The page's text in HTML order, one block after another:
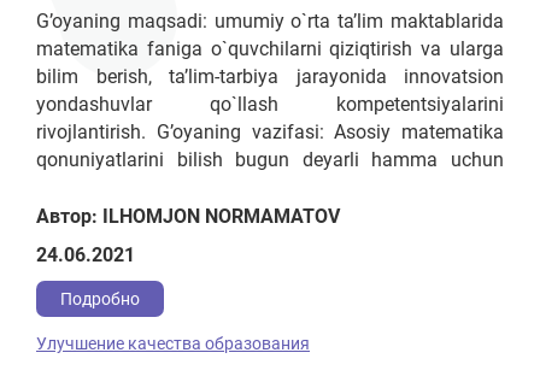
G’oyaning maqsadi: umumiy o`rta ta’lim maktablarida
matematika faniga o`quvchilarni qiziqtirish va ularga
bilim berish, ta’lim-tarbiya jarayonida innovatsion
yondashuvlar qo`llash kompetentsiyalarini
rivojlantirish. G’oyaning vazifasi: Asosiy matematika
qonuniyatlarini bilish bugun deyarli hamma uchun
moliya, kompyuter texnologiyalari, injeneriya va
boshqalar. Shuning uchun ham, garchi bu oson
o‘rgatish juda muhim
Автор: ILHOMJON NORMAMATOV
24.06.2021
Подробно
Улучшение качества образования